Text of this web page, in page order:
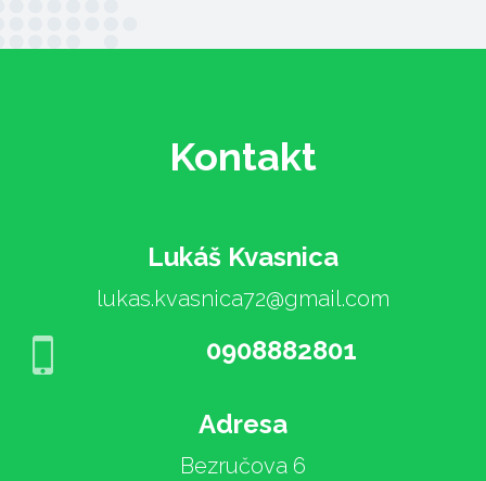
Kontakt
Lukáš Kvasnica
lukas.kvasnica72@gmail.com
0908882801
Adresa
Bezručova 6